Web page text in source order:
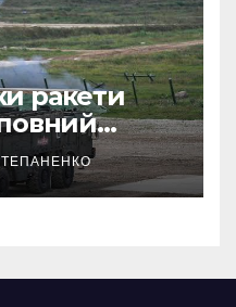
ракети